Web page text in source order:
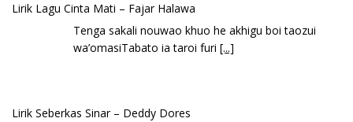
Lirik Lagu Cinta Mati – Fajar Halawa
Tenga sakali nouwao khuo he akhigu boi taozui
wa’omasiTabato ia taroi furi [...]
Lirik Seberkas Sinar – Deddy Dores